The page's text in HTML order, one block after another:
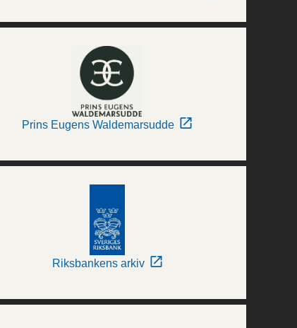
Prins Eugens Waldemarsudde
Riksbankens arkiv